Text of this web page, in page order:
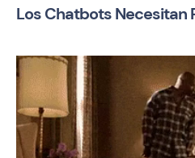
Los Chatbots Necesitan